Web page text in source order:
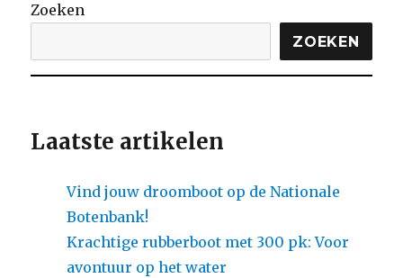
Zoeken
ZOEKEN
Laatste artikelen
Vind jouw droomboot op de Nationale
Botenbank!
Krachtige rubberboot met 300 pk: Voor
avontuur op het water